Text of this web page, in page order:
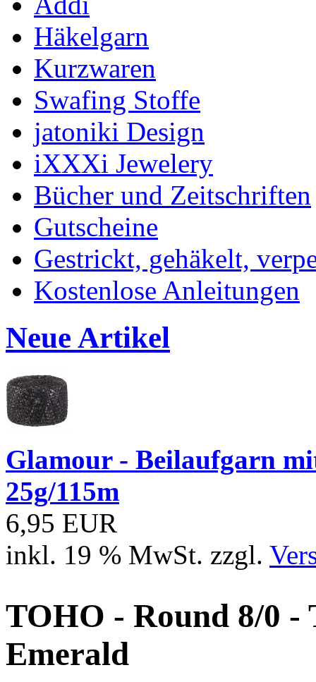
Häkelgarn
Kurzwaren
Swafing Stoffe
jatoniki Design
iXXXi Jewelery
Bücher und Zeitschriften
Gutscheine
Gestrickt, gehäkelt,
Kostenlose Anleitungen
Neue Artikel
Glamour - Beilaufgarn
25g/115m
6,95 EUR
inkl. 19 % MwSt. zzgl.
TOHO - Round 8/0 -
Emerald